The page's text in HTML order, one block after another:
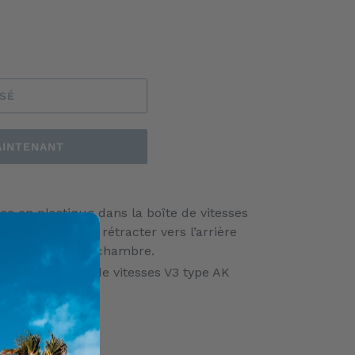
en plastique dans la boîte de vitesses
chargée de le rétracter vers l’arrière
dans la chambre.
aux boîtes de vitesses V3 type AK